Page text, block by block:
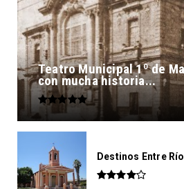
Teatro Municipal 1º de
con mucha historia...
Destinos Entre